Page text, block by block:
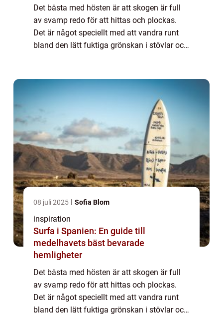
Det bästa med hösten är att skogen är full
av svamp redo för att hittas och plockas.
Det är något speciellt med att vandra runt
bland den lätt fuktiga grönskan i stövlar och
08 juli 2025 Sofia Blom
inspiration
Surfa i Spanien: En guide till
medelhavets bäst bevarade
hemligheter
Det bästa med hösten är att skogen är full
av svamp redo för att hittas och plockas.
Det är något speciellt med att vandra runt
bland den lätt fuktiga grönskan i stövlar och